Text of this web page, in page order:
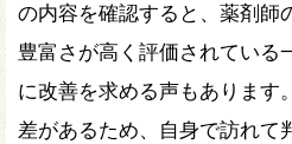
の内容を確認すると、薬剤師
豊富さが高く評価されている
に改善を求める声もあります
差があるため、自身で訪れて